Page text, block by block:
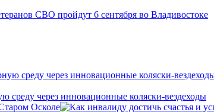
СВО пройдут 6 сентября во Владивостоке
среду через инновационные коляски-вездеходы